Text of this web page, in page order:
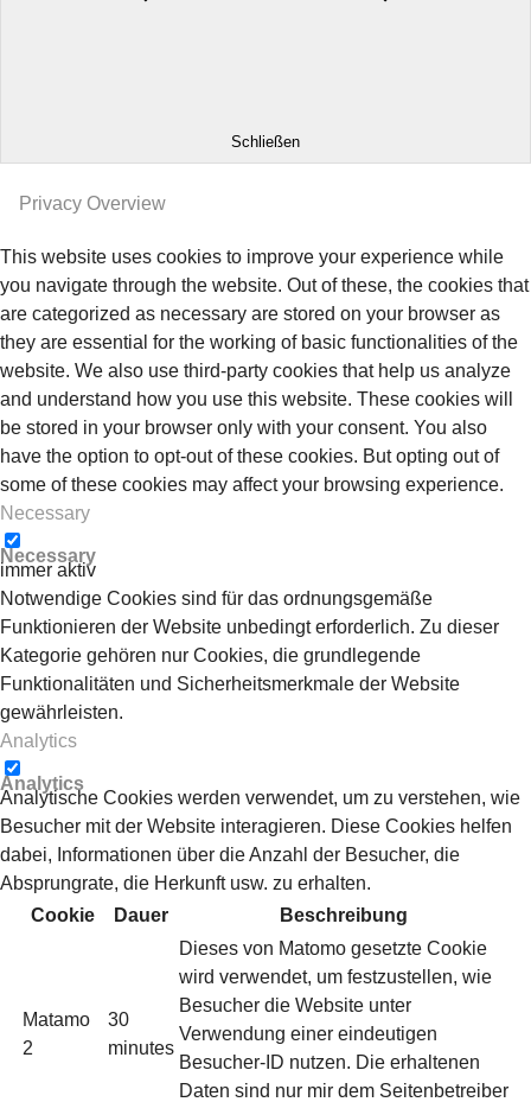
Schließen
Privacy Overview
This website uses cookies to improve your experience while
you navigate through the website. Out of these, the cookies that
are categorized as necessary are stored on your browser as
they are essential for the working of basic functionalities of the
website. We also use third-party cookies that help us analyze
and understand how you use this website. These cookies will
be stored in your browser only with your consent. You also
have the option to opt-out of these cookies. But opting out of
some of these cookies may affect your browsing experience.
Necessary
Necessary
immer aktiv
Notwendige Cookies sind für das ordnungsgemäße
Funktionieren der Website unbedingt erforderlich. Zu dieser
Kategorie gehören nur Cookies, die grundlegende
Funktionalitäten und Sicherheitsmerkmale der Website
gewährleisten.
Analytics
Analytics
Analytische Cookies werden verwendet, um zu verstehen, wie
Besucher mit der Website interagieren. Diese Cookies helfen
dabei, Informationen über die Anzahl der Besucher, die
Absprungrate, die Herkunft usw. zu erhalten.
Cookie
Dauer Beschreibung
Matamo
2
30
minutes
Dieses von Matomo gesetzte Cookie
wird verwendet, um festzustellen, wie
Besucher die Website unter
Verwendung einer eindeutigen
Besucher-ID nutzen. Die erhaltenen
Daten sind nur mir dem Seitenbetreiber